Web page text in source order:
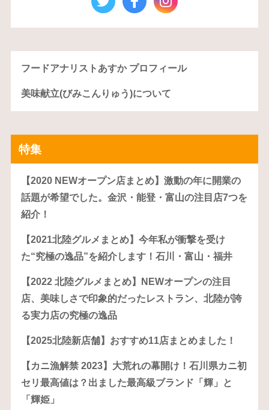
フードアナリストあすか プロフィール
美味献立(びみこんりゅう)について
特集
【2020 NEWオープン店まとめ】激動の年に開業の
話題が希望でした。金沢・能登・富山の注目店7つを
紹介！
【2021北陸グルメまとめ】今年私が衝撃を受け
た“究極の逸品”を紹介します！石川・富山・福井
【2022 北陸グルメまとめ】NEWオープンの注目
店、美味しさで印象的だったレストラン、北陸が誇
る実力店の究極の逸品
【2025北陸新店舗】おすすめ11店まとめました！
【カニ漁解禁 2023】大荒れの幕開け！石川県カニ初
セリ最高値は？出ました最高級ブランド「輝」と
「輝姫」